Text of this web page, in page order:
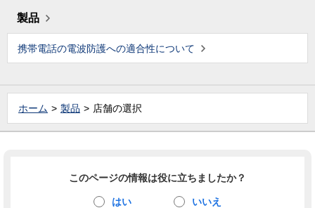
製品
携帯電話の電波防護への適合性について
ホーム 製品 店舗の選択
このページの情報は役に立ちましたか？
はい いいえ